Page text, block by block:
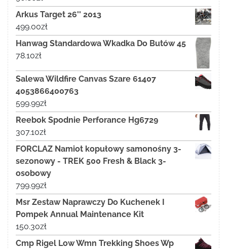
Arkus Target 26'' 2013
499.00zł
Hanwag Standardowa Wkadka Do Butów 45
78.10zł
Salewa Wildfire Canvas Szare 61407
4053866400763
599.99zł
Reebok Spodnie Perforance Hg6729
307.10zł
FORCLAZ Namiot kopułowy samonośny 3-
sezonowy - TREK 500 Fresh & Black 3-
osobowy
799.99zł
Msr Zestaw Naprawczy Do Kuchenek I
Pompek Annual Maintenance Kit
150.30zł
Cmp Rigel Low Wmn Trekking Shoes Wp